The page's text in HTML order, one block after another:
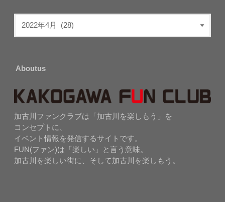
Aboutus
加古川ファンクラブは「加古川を楽しもう」を
コンセプトに、
イベント情報を発信するサイトです。
FUN(ファン)は「楽しい」と言う意味。
加古川を楽しい街に、そして加古川を楽しもう。